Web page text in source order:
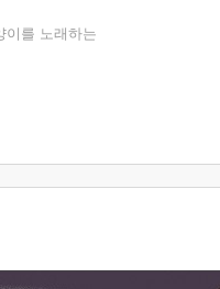
이를 노래하는